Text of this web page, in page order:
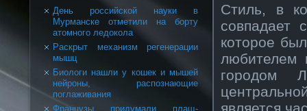
День российской науки в
Мурманске отметили на борту
атомного ледокола
Раскрыт механизм регенерации
мышц
Биологи нашли у кошек и мышей
нейроны, распознающие
поглаживания
Французы придумали плащ-
Стиль, в
совпадает
которое
любителем
городом
является